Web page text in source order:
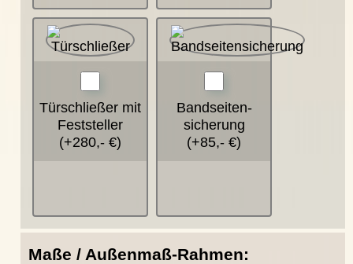
Türschließer mit
Feststeller
(+280,- €)
Bandseiten-
sicherung
(+85,- €)
Maße / Außenmaß-Rahmen: